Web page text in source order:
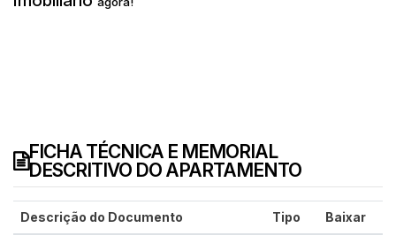
FICHA TÉCNICA E MEMORIAL
DESCRITIVO DO APARTAMENTO
Descrição do Documento Tipo Baixar